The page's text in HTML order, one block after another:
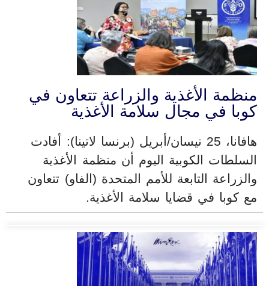
منظمة الأغذية والزراعة تتعاون في
كوبا في مجال سلامة الأغذية
هافانا، 25 نيسان/أبريل (برنسا لاتينا): أفادت
السلطات الكوبية اليوم أن منظمة الأغذية
والزراعة التابعة للأمم المتحدة (الفاو) تتعاون
مع كوبا في قضايا سلامة الأغذية.